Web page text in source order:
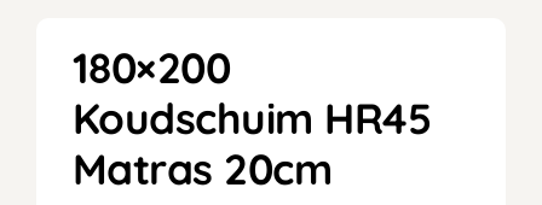
180×200
Koudschuim HR45
Matras 20cm